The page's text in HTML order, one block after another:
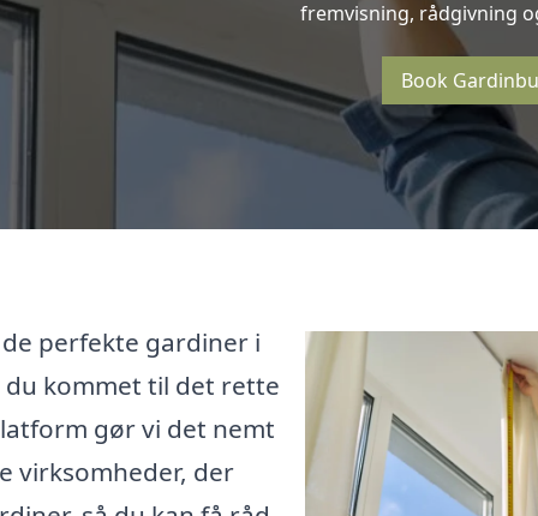
fremvisning, rådgivning
Book
perfekte gardiner i
du kommet til det rette
gør vi det nemt
virksomheder, der